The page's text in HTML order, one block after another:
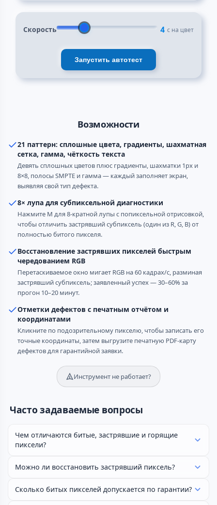
Скорость 4 с на цвет
Запустить автотест
Возможности
21 паттерн: сплошные цвета, градиенты, шахматная
сетка, гамма, чёткость текста
Девять сплошных цветов плюс градиенты, шахматки 1px и
8×8, полосы SMPTE и гамма — каждый заполняет экран,
выявляя свой тип дефекта.
8× лупа для субпиксельной диагностики
Нажмите M для 8-кратной лупы с попиксельной отрисовкой,
чтобы отличить застрявший субпиксель (один из R, G, B) от
полностью битого пикселя.
Восстановление застрявших пикселей быстрым
чередованием RGB
Перетаскиваемое окно мигает RGB на 60 кадрах/с, разминая
застрявший субпиксель; заявленный успех — 30–60% за
прогон 10–20 минут.
Отметки дефектов с печатным отчётом и
координатами
Кликните по подозрительному пикселю, чтобы записать его
точные координаты, затем выгрузите печатную PDF-карту
дефектов для гарантийной заявки.
Инструмент не работает?
Часто задаваемые вопросы
Чем отличаются битые, застрявшие и горящие
пиксели?
Можно ли восстановить застрявший пиксель?
Сколько битых пикселей допускается по гарантии?